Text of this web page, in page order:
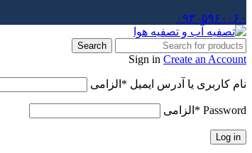
۰۹۳۰۵۹۶۰۰۶۰
Search
Sign in Create an Account
نام کاربری یا آدرس ایمیل * الزامی
Password
* الزامی
Log in